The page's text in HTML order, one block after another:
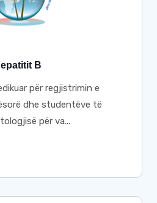
B
për regjistrimin e
dhe studentëve të
për va...